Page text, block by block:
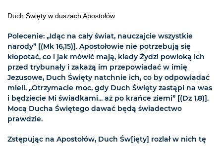
Duch Święty w duszach Apostołów
Polecenie: „Idąc na cały świat, nauczajcie wszystkie
narody” [(Mk 16,15)]. Apostołowie nie potrzebują się
kłopotać, co i jak mówić mają, kiedy Żydzi powloką ich
przed trybunały i zakażą im przepowiadać w imię
Jezusowe, Duch Święty natchnie ich, co by odpowiadać
mieli. „Otrzymacie moc, gdy Duch Święty zastąpi na was
i będziecie Mi świadkami... aż po krańce ziemi” [(Dz 1,8)].
Mocą Ducha Świętego dawać będą świadectwo
prawdzie.
Zstępując na Apostołów, Duch Św[ięty] rozlał w nich tę